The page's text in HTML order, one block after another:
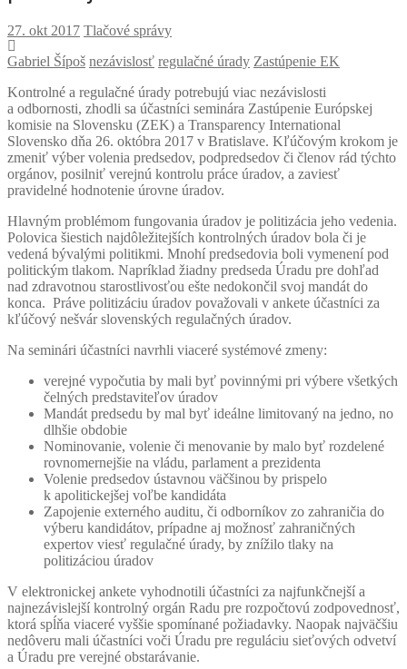
Tlačové správy
Gabriel Šípoš nezávislosť regulačné úrady Zastúpenie EK
Kontrolné a regulačné úrady potrebujú viac nezávislosti
a odbornosti, zhodli sa účastníci seminára Zastúpenie Európskej
komisie na Slovensku (ZEK) a Transparency International
Slovensko dňa 26. októbra 2017 v Bratislave. Kľúčovým krokom je
zmeniť výber volenia predsedov, podpredsedov či členov rád týchto
orgánov, posilniť verejnú kontrolu práce úradov, a zaviesť
pravidelné hodnotenie úrovne úradov.
Hlavným problémom fungovania úradov je politizácia jeho vedenia.
Polovica šiestich najdôležitejších kontrolných úradov bola či je
vedená bývalými politikmi. Mnohí predsedovia boli vymenení pod
politickým tlakom. Napríklad žiadny predseda Úradu pre dohľad
nad zdravotnou starostlivosťou ešte nedokončil svoj mandát do
konca. Práve politizáciu úradov považovali v ankete účastníci za
kľúčový nešvár slovenských regulačných úradov.
Na seminári účastníci navrhli viaceré systémové zmeny:
verejné vypočutia by mali byť povinnými pri výbere všetkých
čelných predstaviteľov úradov
Mandát predsedu by mal byť ideálne limitovaný na jedno, no
dlhšie obdobie
Nominovanie, volenie či menovanie by malo byť rozdelené
rovnomernejšie na vládu, parlament a prezidenta
Volenie predsedov ústavnou väčšinou by prispelo
k apolitickejšej voľbe kandidáta
Zapojenie externého auditu, či odborníkov zo zahraničia do
výberu kandidátov, prípadne aj možnosť zahraničných
expertov viesť regulačné úrady, by znížilo tlaky na
politizáciou úradov
V elektronickej ankete vyhodnotili účastníci za najfunkčnejší a
najnezávislejší kontrolný orgán Radu pre rozpočtovú zodpovednosť,
ktorá spĺňa viaceré vyššie spomínané požiadavky. Naopak najväčšiu
nedôveru mali účastníci voči Úradu pre reguláciu sieťových odvetví
a Úradu pre verejné obstarávanie.